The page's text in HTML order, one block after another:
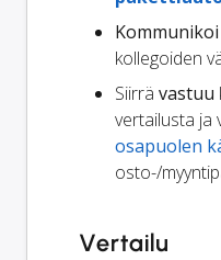
Kommunikoi
kollegoiden
Siirrä vastuu
vertailusta ja
osapuolen
osto-/
Vertailu